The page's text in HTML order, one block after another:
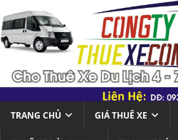
TRANG CHỦ GIÁ THUÊ XE